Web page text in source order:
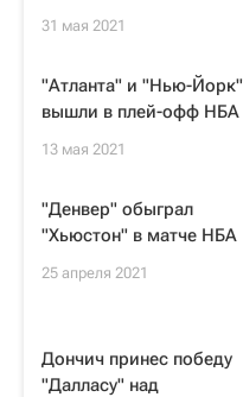
31 мая 2021
"Атланта" и "Нью-Йорк"
вышли в плей-офф НБА
13 мая 2021
"Денвер" обыграл
"Хьюстон" в матче НБА
25 апреля 2021
Дончич принес победу
"Далласу" над